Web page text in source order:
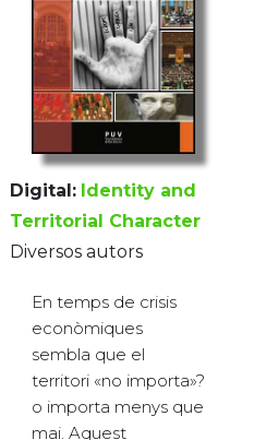
Digital: Identity and
Territorial Character
Diversos autors
En temps de crisis
econòmiques
sembla que el
territori «no importa»?
o importa menys que
mai. Aquest